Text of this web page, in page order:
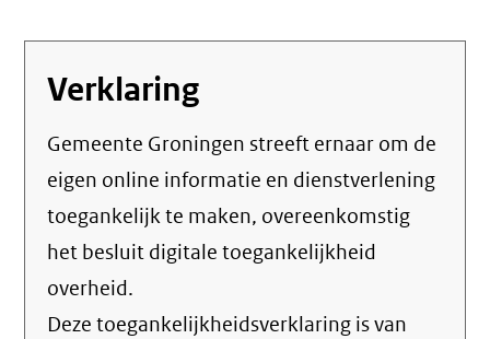
Verklaring
Gemeente Groningen streeft ernaar om de
eigen online informatie en dienstverlening
toegankelijk te maken, overeenkomstig
het besluit digitale toegankelijkheid
overheid.
Deze toegankelijkheidsverklaring is van